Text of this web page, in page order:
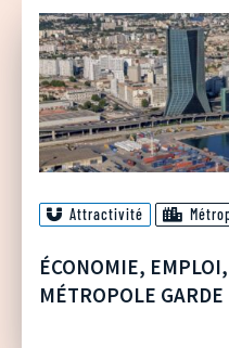
Attractivité
ÉCONOMIE,
MÉTROPOLE GARDE